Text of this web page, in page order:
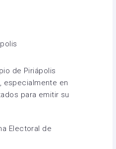
de Piriápolis
especialmente en
para emitir su
Electoral de